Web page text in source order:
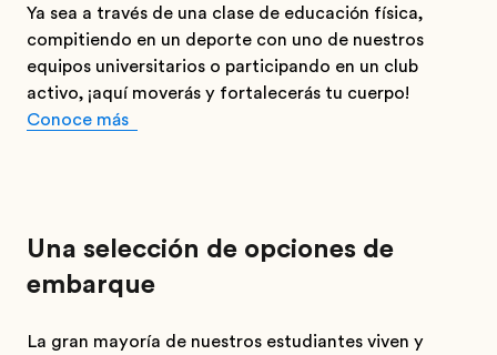
Ya sea a través de una clase de educación física,
compitiendo en un deporte con uno de nuestros
equipos universitarios o participando en un club
activo, ¡aquí moverás y fortalecerás tu cuerpo!
Conoce más
Una selección de opciones de
embarque
La gran mayoría de nuestros estudiantes viven y